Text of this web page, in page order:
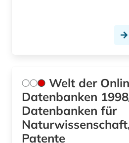
Welt der
Datenbanken
Datenbanken für
Patente